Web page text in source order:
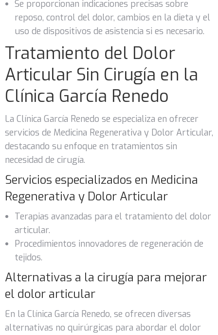
Se proporcionan indicaciones precisas sobre
reposo, control del dolor, cambios en la dieta y el
uso de dispositivos de asistencia si es necesario.
Tratamiento del Dolor
Articular Sin Cirugía en la
Clínica García Renedo
La Clínica García Renedo se especializa en ofrecer
servicios de Medicina Regenerativa y Dolor Articular,
destacando su enfoque en tratamientos sin
necesidad de cirugía.
Servicios especializados en Medicina
Regenerativa y Dolor Articular
Terapias avanzadas para el tratamiento del dolor
articular.
Procedimientos innovadores de regeneración de
tejidos.
Alternativas a la cirugía para mejorar
el dolor articular
En la Clínica García Renedo, se ofrecen diversas
alternativas no quirúrgicas para abordar el dolor